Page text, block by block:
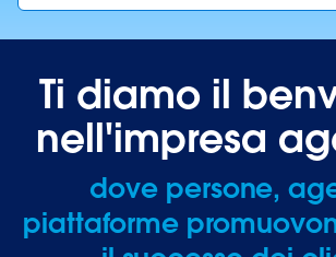
Ti diamo il
nell'impresa
dove persone,
piattaforme